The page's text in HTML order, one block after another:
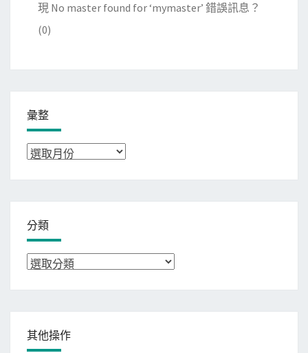
現 No master found for ‘mymaster’ 錯誤訊息？
(0)
彙整
彙
分類
分
其他操作